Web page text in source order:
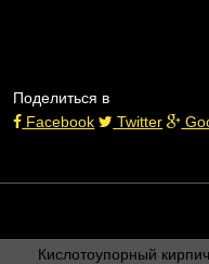
Поделиться в
Facebook
Twitter
Кислотоупорный кирпич